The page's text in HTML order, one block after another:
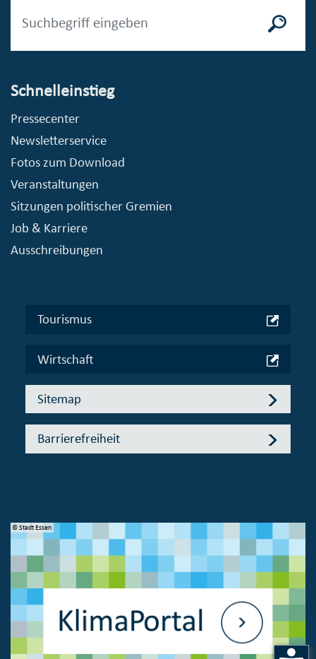
Schnelleinstieg
Pressecenter
Newsletterservice
Fotos zum Download
Veranstaltungen
Sitzungen politischer Gremien
Job & Karriere
Ausschreibungen
Tourismus
Wirtschaft
Sitemap
Barrierefreiheit
© Stadt Essen